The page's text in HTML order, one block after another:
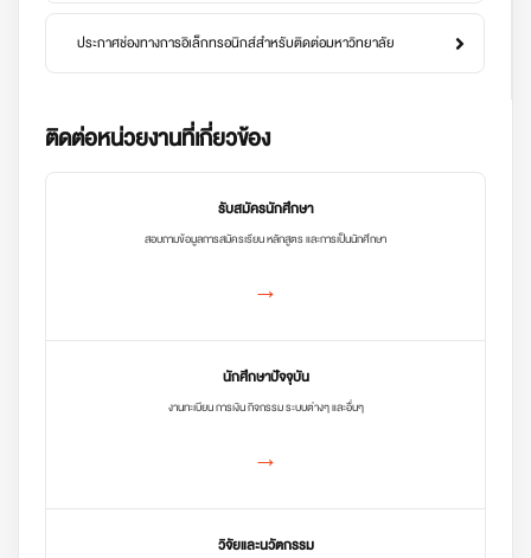
ประกาศช่องทางการอิเล็กทรอนิกส์สำหรับติดต่อมหาวิทยาลัย
ติดต่อหน่วยงานที่เกี่ยวข้อง
รับสมัครนักศึกษา
สอบถามข้อมูลการสมัครเรียน หลักสูตร และการเป็นนักศึกษา
→
นักศึกษาปัจจุบัน
งานทะเบียน การเงิน กิจกรรม ระบบต่างๆ และอื่นๆ
→
วิจัยและนวัตกรรม